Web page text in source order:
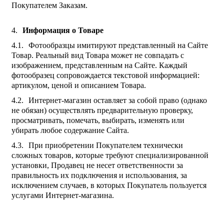
Покупателем Заказам.
Информация о Товаре
Фотообразцы имитируют представленный на Сайте
Товар. Реальный вид Товара может не совпадать с
изображением, представленным на Сайте. Каждый
фотообразец сопровождается текстовой информацией:
артикулом, ценой и описанием Товара.
Интернет-магазин оставляет за собой право (однако
не обязан) осуществлять предварительную проверку,
просматривать, помечать, выбирать, изменять или
убирать любое содержание Сайта.
При приобретении Покупателем технически
сложных товаров, которые требуют специализированной
установки, Продавец не несет ответственности за
правильность их подключения и использования, за
исключением случаев, в которых Покупатель пользуется
услугами Интернет-магазина.